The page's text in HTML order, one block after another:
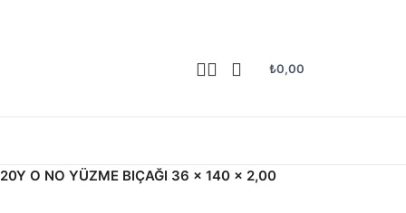
₺0,00
O NO YÜZME BIÇAĞI 36 x 140 x 2,00